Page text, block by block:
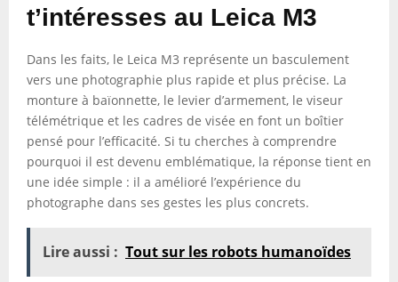
t’intéresses au Leica M3
Dans les faits, le Leica M3 représente un basculement
vers une photographie plus rapide et plus précise. La
monture à baïonnette, le levier d’armement, le viseur
télémétrique et les cadres de visée en font un boîtier
pensé pour l’efficacité. Si tu cherches à comprendre
pourquoi il est devenu emblématique, la réponse tient en
une idée simple : il a amélioré l’expérience du
photographe dans ses gestes les plus concrets.
Lire aussi : Tout sur les robots humanoïdes